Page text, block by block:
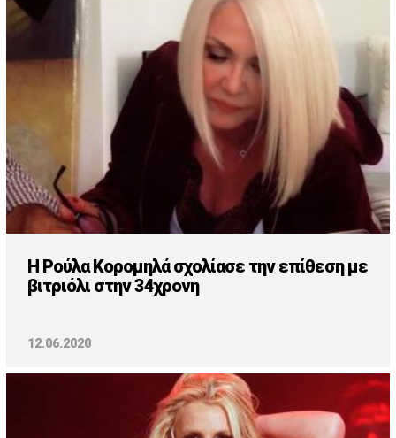
Η Ρούλα Κορομηλά σχολίασε την επίθεση με
βιτριόλι στην 34χρονη
12.06.2020